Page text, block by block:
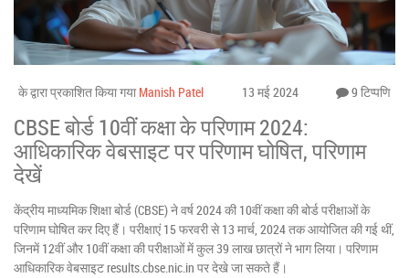
के द्वारा प्रकाशित किया गया Manish Patel 13 मई 2024 9 टिप्पणि
CBSE बोर्ड 10वीं कक्षा के परिणाम 2024:
आधिकारिक वेबसाइट पर परिणाम घोषित, परिणाम
देखें
केंद्रीय माध्यमिक शिक्षा बोर्ड (CBSE) ने वर्ष 2024 की 10वीं कक्षा की बोर्ड परीक्षाओं के
परिणाम घोषित कर दिए हैं। परीक्षाएं 15 फरवरी से 13 मार्च, 2024 तक आयोजित की गई थीं,
जिनमें 12वीं और 10वीं कक्षा की परीक्षाओं में कुल 39 लाख छात्रों ने भाग लिया। परिणाम
आधिकारिक वेबसाइट results.cbse.nic.in पर देखे जा सकते हैं।